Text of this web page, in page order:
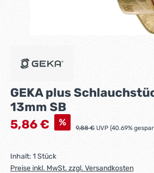
GEKA plus
13mm SB
Verkaufspreis:
5,86 € % Regulärer Preis:
9,88 € UVP (40.69%
Inhalt: 1 Stück
Preise inkl. MwSt. zzgl. Versandkosten